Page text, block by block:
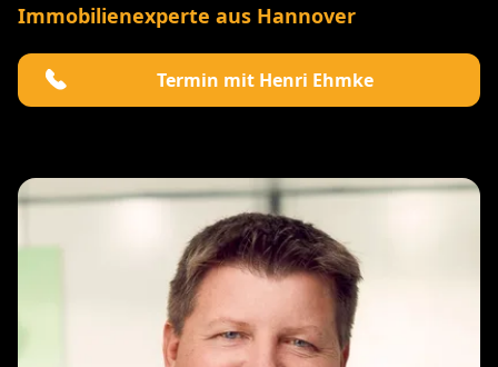
Immobilienexperte aus Hannover
Termin mit Henri Ehmke